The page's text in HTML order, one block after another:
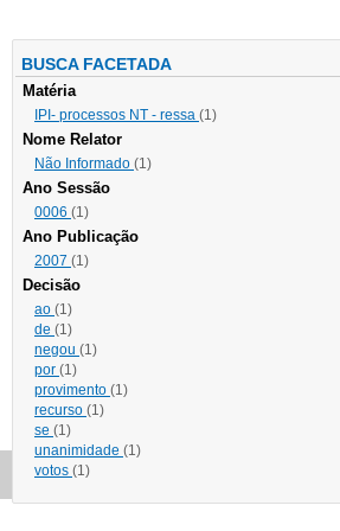
BUSCA FACETADA
Matéria
IPI- processos NT - ressa (1)
Nome Relator
Não Informado (1)
Ano Sessão
0006 (1)
Ano Publicação
2007 (1)
Decisão
ao (1)
de (1)
negou (1)
por (1)
provimento (1)
recurso (1)
se (1)
unanimidade (1)
votos (1)